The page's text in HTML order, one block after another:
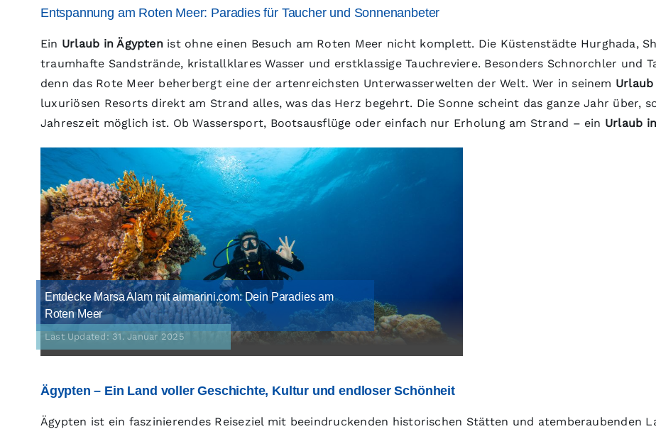
Entspannung am Roten Meer: Paradies für Taucher und Sonnenanbeter
Ein Urlaub in Ägyptenist ohne einen Besuch am Roten Meer nicht komplett. Die Küstenstädte Hurghada,
traumhafte Sandstrände, kristallklares Wasser und erstklassige Tauchreviere. Besonders Schnorchler und
denn das Rote Meer beherbergt eine der artenreichsten Unterwasserwelten der Welt. Wer in seinem
luxuriösen Resorts direkt am Strand alles, was das Herz begehrt. Die Sonne scheint das ganze Jahr über,
Jahreszeit möglich ist. Ob Wassersport, Bootsausflüge oder einfach nur Erholung am Strand – ein Urlaub
Entdecke Marsa Alam mit airmarini.com: Dein Paradies am
Roten Meer
Last Updated: 31. Januar 2025
Ägypten – Ein Land voller Geschichte, Kultur und endloser Schönheit
Ägypten ist ein faszinierendes Reiseziel mit beeindruckenden historischen Stätten und atemberaubenden